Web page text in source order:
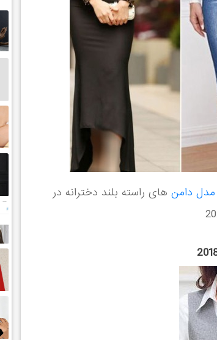
مدل دامن های راسته بلند دخترانه در